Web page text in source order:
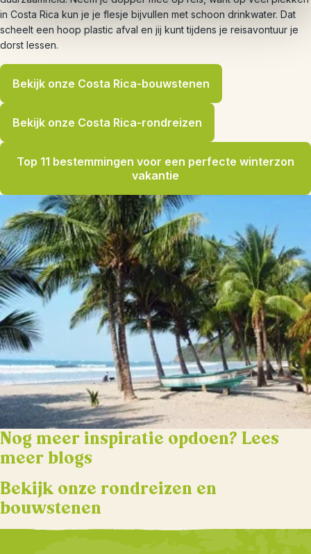
in Costa Rica kun je je flesje bijvullen met schoon drinkwater. Dat
scheelt een hoop plastic afval en jij kunt tijdens je reisavontuur je
dorst lessen.
Bekijk onze Costa Rica-bouwstenen
Bekijk onze Costa Rica-rondreizen
Top 11 bestemmingen voor een perfecte winterzon
vakantie
Nog meer inspiratie opdoen? Lees
meer blogs
Bekijk onze rondreizen en
bouwstenen